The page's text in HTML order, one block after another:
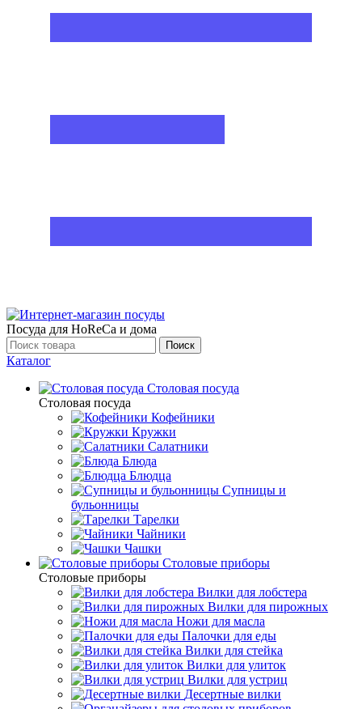
Посуда для HoReCa и дома
Поиск
Каталог
Столовая посуда
Столовая посуда
Кофейники
Кружки
Салатники
Блюда
Блюдца
Супницы и
бульонницы
Тарелки
Чайники
Чашки
Cтоловые приборы
Cтоловые приборы
Вилки для лобстера
Вилки для пирожных
Ножи для масла
Палочки для еды
Вилки для стейка
Вилки для улиток
Вилки для устриц
Десертные вилки